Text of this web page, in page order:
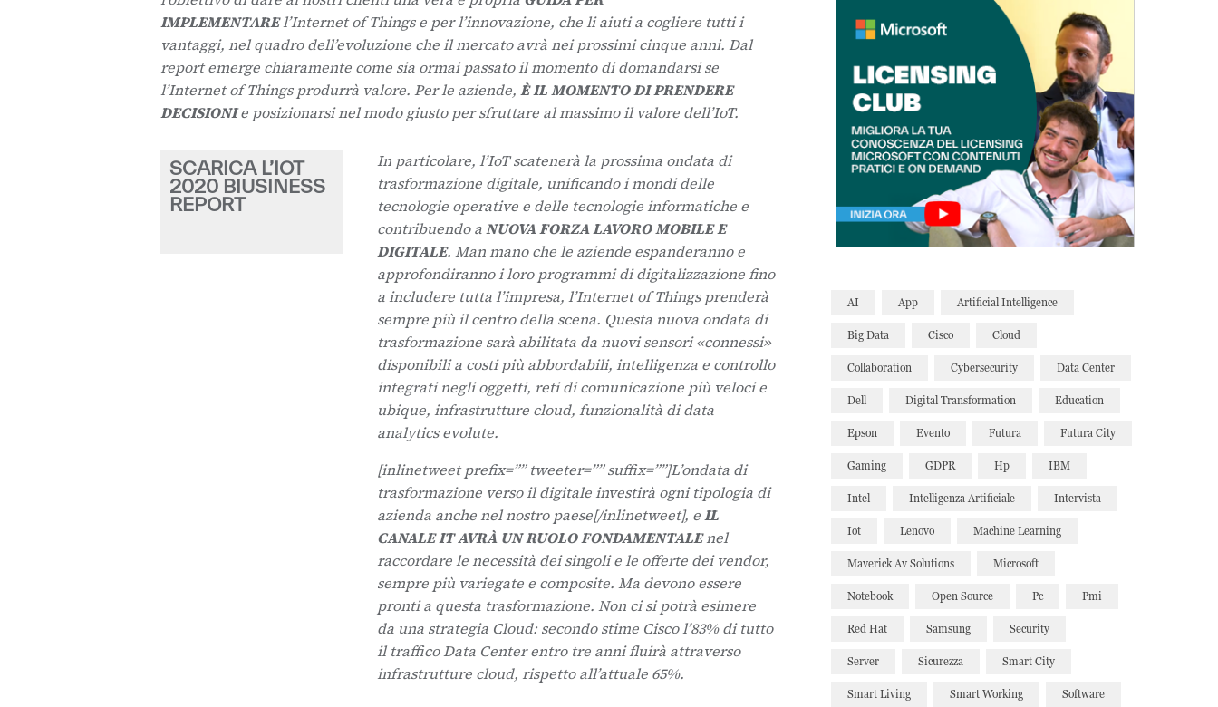
IMPLEMENTAREl’Internet of Things e per l’innovazione, che li aiuti a cogliere tutti i
vantaggi, nel quadro dell’evoluzione che il mercato avrà nei prossimi cinque anni. Dal
report emerge chiaramente come sia ormai passato il momento di domandarsi se
l’Internet of Things produrrà valore. Per le aziende, È IL MOMENTO DI PRENDERE
DECISIONIe posizionarsi nel modo giusto per sfruttare al massimo il valore dell’IoT.
SCARICA L’IOT
2020 BIUSINESS
REPORT
In particolare, l’IoT scatenerà la prossima ondata di
trasformazione digitale, unificando i mondi delle
tecnologie operative e delle tecnologie informatiche e
contribuendo aNUOVA FORZA LAVORO MOBILE E
DIGITALE. Man mano che le aziende espanderanno e
approfondiranno i loro programmi di digitalizzazione fino
a includere tutta l’impresa, l’Internet of Things prenderà
sempre più il centro della scena. Questa nuova ondata di
trasformazione sarà abilitata da nuovi sensori «connessi»
disponibili a costi più abbordabili, intelligenza e controllo
integrati negli oggetti, reti di comunicazione più veloci e
ubique, infrastrutture cloud, funzionalità di data
analytics evolute.
[inlinetweet prefix=”” tweeter=”” suffix=””]L’ondata di
trasformazione verso il digitale investirà ogni tipologia di
azienda anche nel nostro paese[/inlinetweet], eIL
CANALE IT AVRÀ UN RUOLO FONDAMENTALEnel
raccordare le necessità dei singoli e le offerte dei vendor,
sempre più variegate e composite. Ma devono essere
pronti a questa trasformazione.Non ci si potrà esimere
da una strategia Cloud: secondo stime Cisco l’83% di tutto
il traffico Data Center entro tre anni fluirà attraverso
infrastrutture cloud, rispetto all’attuale 65%.
AI App Artificial Intelligence
Big Data Cisco Cloud
Collaboration Cybersecurity Data Center
Dell Digital Transformation Education
Epson Evento Futura Futura City
Gaming GDPR Hp IBM
Intel Intelligenza Artificiale Intervista
Iot Lenovo Machine Learning
Maverick Av Solutions Microsoft
Notebook Open Source Pc Pmi
Red Hat Samsung Security
Server Sicurezza Smart City
Smart Living Smart Working Software